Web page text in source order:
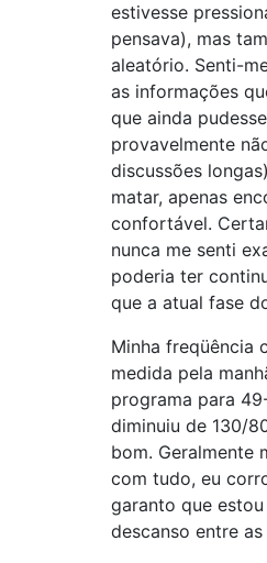
estivesse
pensava), mas
aleatório. Senti-
as informações
que ainda
provavelmente
discussões
matar, apenas
confortável.
nunca me senti
poderia ter
que a atual fase
Minha freqüência
medida pela
programa para
diminuiu de 130/
bom. Geralmente
com tudo, eu
garanto que
descanso entre